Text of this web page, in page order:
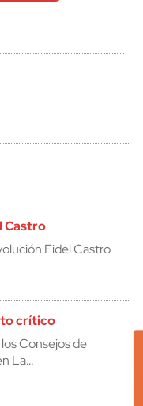
Castro
Fidel Castro
crítico
Consejos de
La…